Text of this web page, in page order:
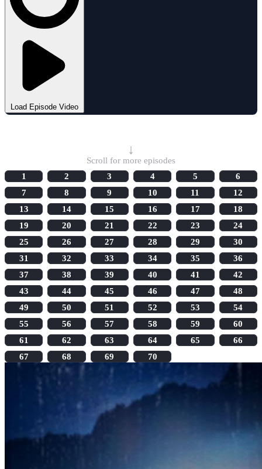
Load Episode Video
↓
Scroll for more episodes
1
2 3 4 5
6
7
8 9 10 11
12
13
14 15 16 17
18
19
20 21 22 23
24
25
26 27 28 29
30
31
32 33 34 35
36
37
38 39 40 41
42
43
44 45 46 47
48
49
50 51 52 53
54
55
56 57 58 59
60
61
62 63 64 65
66
67
68 69 70